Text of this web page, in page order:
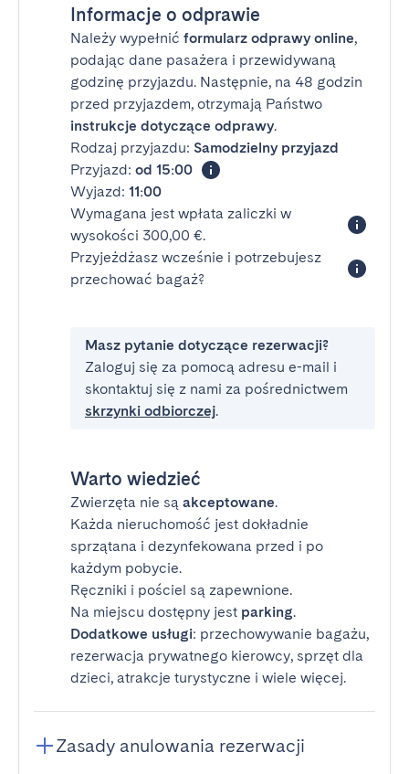
Informacje o odprawie
Należy wypełnić formularz odprawy online,
podając dane pasażera i przewidywaną
godzinę przyjazdu. Następnie, na 48 godzin
przed przyjazdem, otrzymają Państwo
instrukcje dotyczące odprawy.
Rodzaj przyjazdu: Samodzielny przyjazd
Przyjazd: od 15:00
Wyjazd: 11:00
Wymagana jest wpłata zaliczki w
wysokości 300,00 €.
Przyjeżdżasz wcześnie i potrzebujesz
przechować bagaż?
Masz pytanie dotyczące rezerwacji?
Zaloguj się za pomocą adresu e-mail i
skontaktuj się z nami za pośrednictwem
skrzynki odbiorczej.
Warto wiedzieć
Zwierzęta nie są akceptowane.
Każda nieruchomość jest dokładnie
sprzątana i dezynfekowana przed i po
każdym pobycie.
Ręczniki i pościel są zapewnione.
Na miejscu dostępny jest parking.
Dodatkowe usługi: przechowywanie bagażu,
rezerwacja prywatnego kierowcy, sprzęt dla
dzieci, atrakcje turystyczne i wiele więcej.
Zasady anulowania rezerwacji